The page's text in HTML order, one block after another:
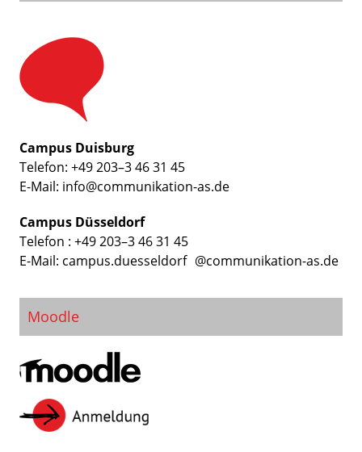
Campus Duisburg
Telefon: +49 203–3 46 31 45
E-Mail: info@communikation-as.de
Campus Düsseldorf
Telefon : +49 203–3 46 31 45
E-Mail: campus.duesseldorf @communikation-as.de
Moodle